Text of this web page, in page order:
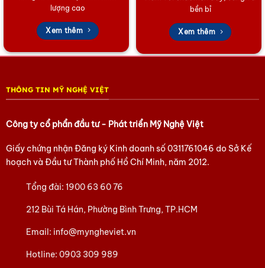
Hãy nhanh tay nhắn cho chúng tôi qua số 0902.409.089 – Ms
Huyền hoặc 0903.754.715 – Ms Phượng
Để chúng tôi hỗ trợ thêm các thắc mắc của bạn nhé.
Tham khảo các sản phẩm Làng Đồng Đại Báitại đây
Tham khảo các sản phẩm Tàu thuyền Mô hìnhtại đây
Tham khảo các sản phẩm Quà tặng lụa Hà Đông
Hoặc trang Facebook của chúng tôi
lượng cao
Xem thêm
bền bỉ
Xem thêm
THÔNG TIN MỸ NGHỆ VIỆT
Công ty cổ phẩn đầu tư - Phát triển Mỹ Nghệ Việt
Giấy chứng nhận Đăng ký Kinh doanh số0311761046 do Sở Kế
hoạch và Đầu tư Thành phố Hồ Chí Minh, năm 2012.
Tổng đài:1900 63 60 76
212 Bùi Tá Hán, Phường Bình Trưng, TP.HCM
Email: info@myngheviet.vn
Hotline:0903 309 989